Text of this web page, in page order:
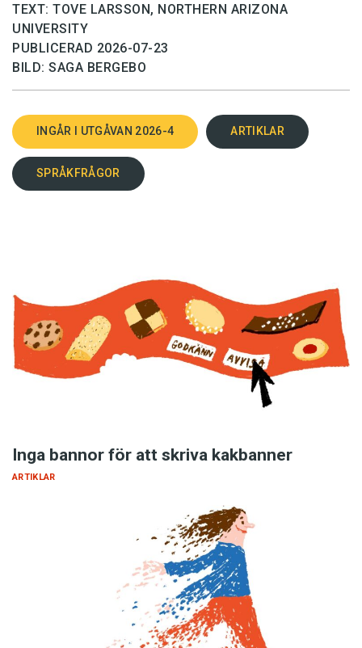
TEXT: TOVE LARSSON, NORTHERN ARIZONA
UNIVERSITY
PUBLICERAD 2026-07-23
BILD: SAGA BERGEBO
INGÅR I UTGÅVAN 2026-4 ARTIKLAR
SPRÅKFRÅGOR
Inga bannor för att skriva kakbanner
ARTIKLAR